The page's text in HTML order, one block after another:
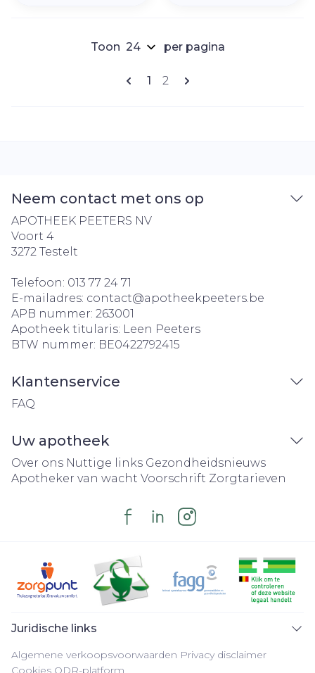
Pagina's
U lees momenteel pagina
1 Pagina
2
Toon per pagina
Neem contact met ons op
APOTHEEK PEETERS NV
Voort 4
3272 Testelt
Telefoon: 013 77 24 71
E-mailadres: contact@apotheekpeeters.be
APB nummer: 263001
Apotheek titularis: Leen Peeters
BTW nummer: BE0422792415
Klantenservice
FAQ
Uw apotheek
Over ons Nuttige links Gezondheidsnieuws
Apotheker van wacht Voorschrift Zorgtarieven
Juridische links
Algemene verkoopsvoorwaarden Privacy disclaimer
Cookies ODR-platform